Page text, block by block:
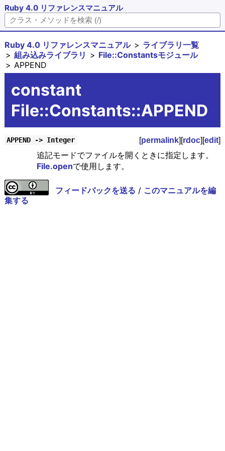
Ruby 4.0 リファレンスマニュアル
Ruby 4.0 リファレンスマニュアル
ライブラリ一覧
組み込みライブラリ
File::Constantsモジュール
APPEND
constant
File::Constants::APPEND
APPEND -> Integer [permalink][rdoc][edit]
追記モードでファイルを開くときに指定します。
File.openで使用します。
フィードバックを送る / このマニュアルを編
集する